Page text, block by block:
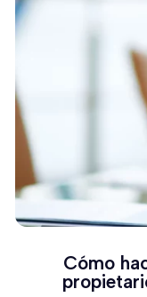
Cómo